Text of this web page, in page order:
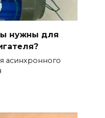
нужны для
асинхронного